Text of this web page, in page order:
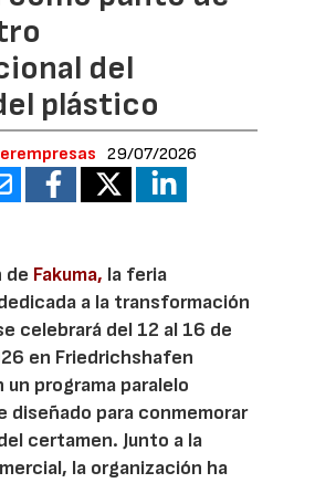
del
plástico
29/07/2026
de Fakuma, la feria
a la transformación
celebrará del 12 al 16 de
en Friedrichshafen
un programa paralelo
diseñado para conmemorar
certamen. Junto a la
la organización ha